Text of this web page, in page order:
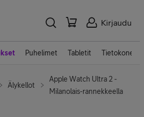
Kirjaudu
Puhelimet Tabletit Tietokoneet
Älykellot
Apple Watch Ultra 2 -
Milanolais-rannekkeella